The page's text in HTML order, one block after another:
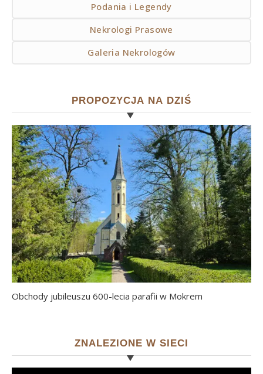
Podania i Legendy
Nekrologi Prasowe
Galeria Nekrologów
PROPOZYCJA NA DZIŚ
Obchody jubileuszu 600-lecia parafii w Mokrem
ZNALEZIONE W SIECI